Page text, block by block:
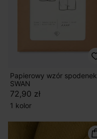
Papierowy wzór spodenek
SWAN
72,90 zł
1 kolor